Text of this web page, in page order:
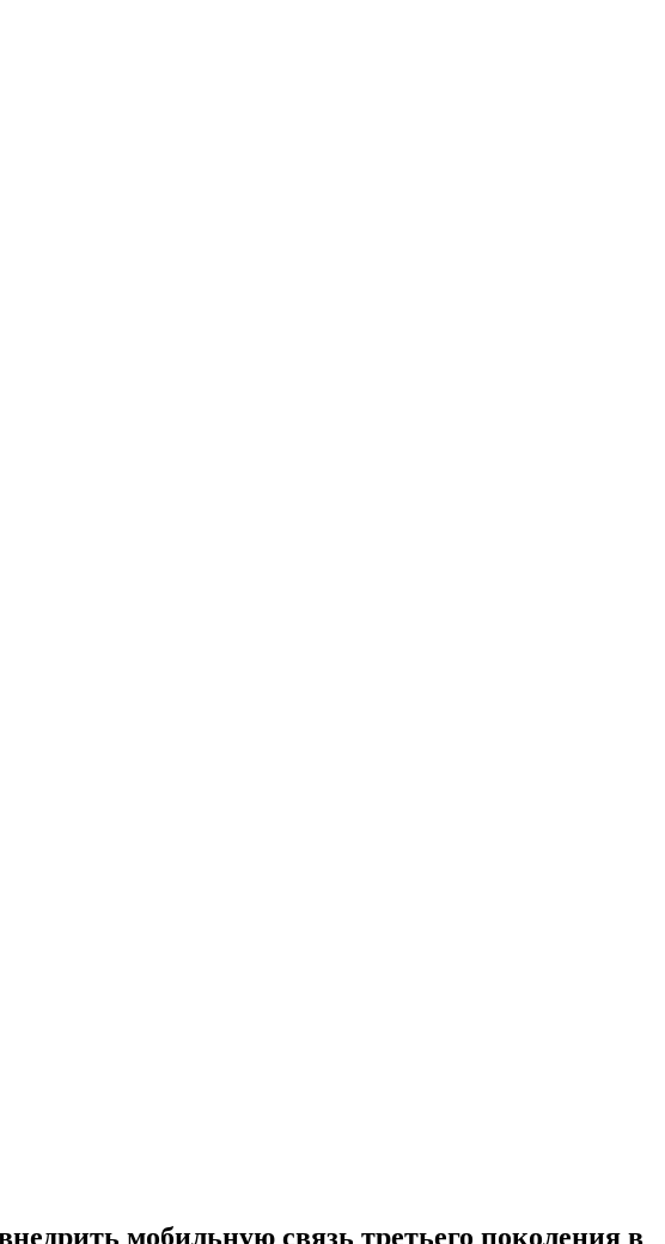
мобильную связь третьего поколения в